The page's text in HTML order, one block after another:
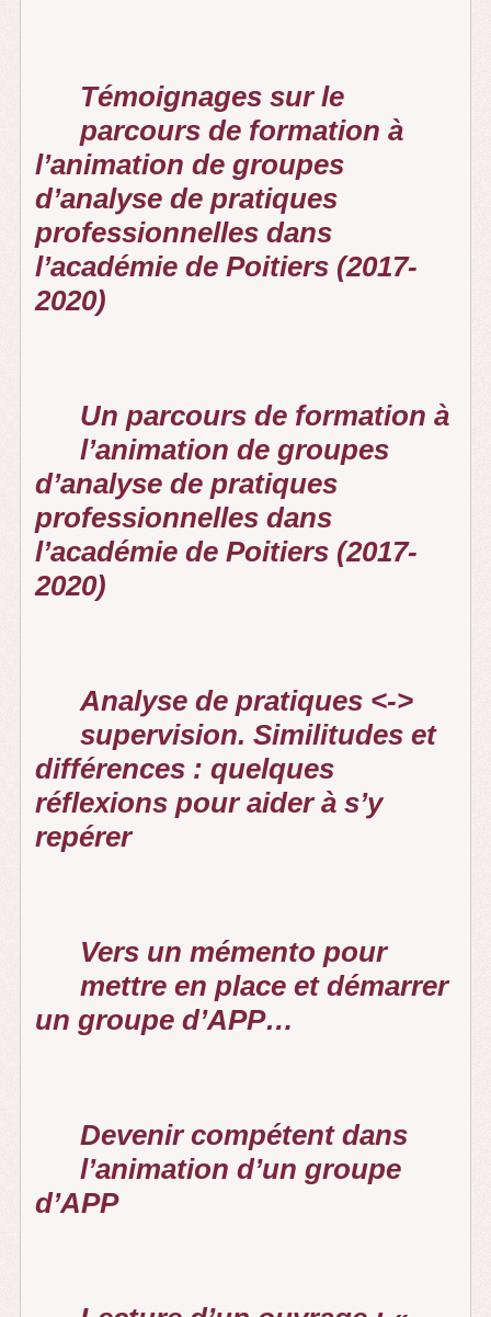
Témoignages sur le
parcours de formation à
l’animation de groupes
d’analyse de pratiques
professionnelles dans
l’académie de Poitiers (2017-
2020)
Un parcours de formation à
l’animation de groupes
d’analyse de pratiques
professionnelles dans
l’académie de Poitiers (2017-
2020)
Analyse de pratiques <->
supervision. Similitudes et
différences : quelques
réflexions pour aider à s’y
repérer
Vers un mémento pour
mettre en place et démarrer
un groupe d’APP…
Devenir compétent dans
l’animation d’un groupe
d’APP